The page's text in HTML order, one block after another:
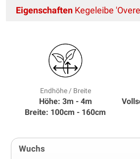
Eigenschaften Kegeleibe
Endhöhe / Breite
Höhe: 3m - 4m
Breite: 100cm - 160cm
Wuchs